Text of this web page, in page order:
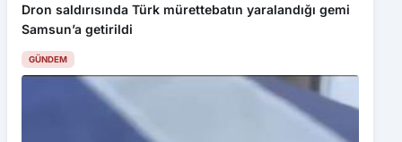
Dron saldırısında Türk mürettebatın yaralandığı gemi
Samsun’a getirildi
GÜNDEM